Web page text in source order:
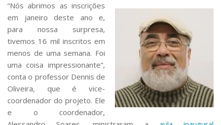
“Nós abrimos as inscrições
em janeiro deste ano e,
para nossa surpresa,
tivemos 16 mil inscritos em
menos de uma semana. Foi
uma coisa impressionante”,
conta o professor Dennis de
Oliveira, que é vice-
coordenador do projeto. Ele
e o coordenador,